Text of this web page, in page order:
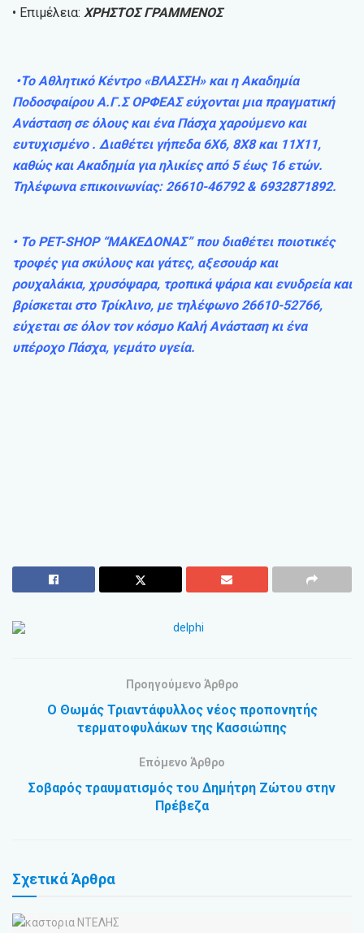
• Επιμέλεια: ΧΡΗΣΤΟΣ ΓΡΑΜΜΕΝΟΣ
•Το Αθλητικό Κέντρο «ΒΛΑΣΣΗ» και η Ακαδημία
Ποδοσφαίρου Α.Γ.Σ ΟΡΦΕΑΣ εύχονται μια πραγματική
Ανάσταση σε όλους και ένα Πάσχα χαρούμενο και
ευτυχισμένο . Διαθέτει γήπεδα 6Χ6, 8Χ8 και 11Χ11,
καθώς και Ακαδημία για ηλικίες από 5 έως 16 ετών.
Τηλέφωνα επικοινωνίας: 26610-46792 & 6932871892.
• Το PET-SHOP “ΜΑΚΕΔΟΝΑΣ” που διαθέτει ποιοτικές
τροφές για σκύλους και γάτες, αξεσουάρ και
ρουχαλάκια, χρυσόψαρα, τροπικά ψάρια και ενυδρεία και
βρίσκεται στο Τρίκλινο, με τηλέφωνο 26610-52766,
εύχεται σε όλον τον κόσμο Καλή Ανάσταση κι ένα
υπέροχο Πάσχα, γεμάτο υγεία.
Προηγούμενο Άρθρο
Ο Θωμάς Τριαντάφυλλος νέος προπονητής
τερματοφυλάκων της Κασσιώπης
Επόμενο Άρθρο
Σοβαρός τραυματισμός του Δημήτρη Ζώτου στην
Πρέβεζα
ΣχετικάΆρθρα